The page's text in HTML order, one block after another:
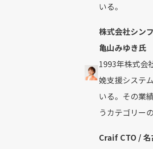
いる。
株式会社シン
亀山みゆき氏
1993年株式会
娩支援システ
いる。その業
うカテゴリー
Craif CTO / 名